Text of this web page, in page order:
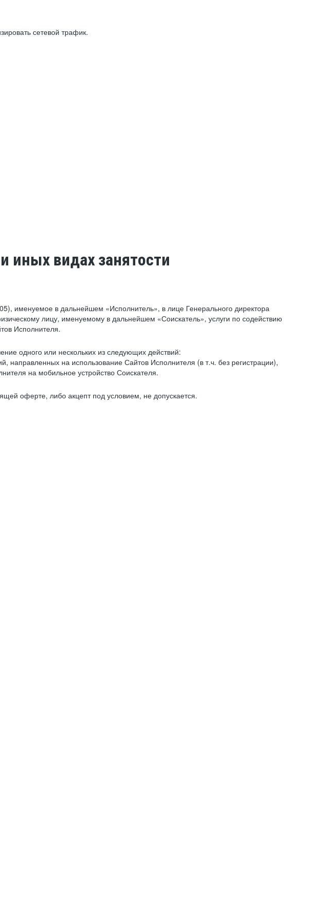
сетевой трафик.
иных видах занятости
именуемое в дальнейшем «Исполнитель», в лице Генерального директора
лицу, именуемому в дальнейшем «Соискатель», услуги по содействию
Исполнителя.
одного или нескольких из следующих действий:
на использование Сайтов Исполнителя (в т.ч. без регистрации),
на мобильное устройство Соискателя.
оферте, либо акцепт под условием, не допускается.